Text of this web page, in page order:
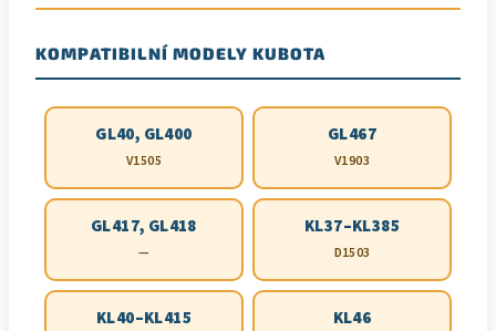
KOMPATIBILNÍ MODELY KUBOTA
GL40, GL400
V1505
GL467
V1903
GL417, GL418
—
KL37–KL385
D1503
KL40–KL415 KL46